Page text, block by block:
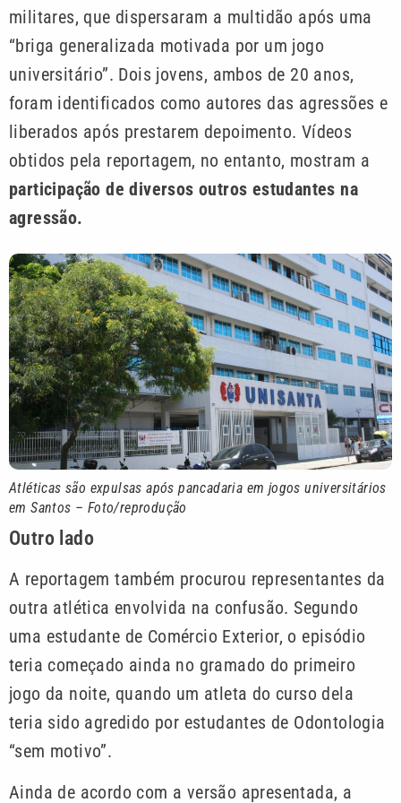
militares, que dispersaram a multidão após uma
“briga generalizada motivada por um jogo
universitário”. Dois jovens, ambos de 20 anos,
foram identificados como autores das agressões e
liberados após prestarem depoimento. Vídeos
obtidos pela reportagem, no entanto, mostram a
participação de diversos outros estudantes na
agressão.
Atléticas são expulsas após pancadaria em jogos universitários
em Santos – Foto/reprodução
Outro lado
A reportagem também procurou representantes da
outra atlética envolvida na confusão. Segundo
uma estudante de Comércio Exterior, o episódio
teria começado ainda no gramado do primeiro
jogo da noite, quando um atleta do curso dela
teria sido agredido por estudantes de Odontologia
“sem motivo”.
Ainda de acordo com a versão apresentada, a